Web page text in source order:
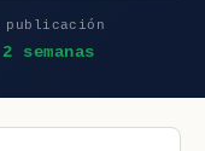
publicación
semanas